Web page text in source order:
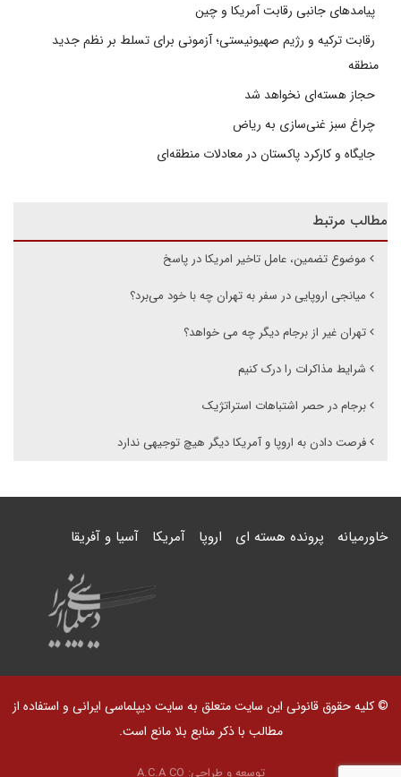
پیامدهای جانبی رقابت آمریکا و چین
رقابت ترکیه و رژیم صهیونیستی؛ آزمونی برای تسلط بر نظم جدید
منطقه
حجاز هسته‌ای نخواهد شد
چراغ سبز غنی‌سازی به ریاض
جایگاه و کارکرد پاکستان در معادلات منطقه‌ای
مطالب مرتبط
موضوع تضمین، عامل تاخیر امریکا در پاسخ
میانجی اروپایی در سفر به تهران چه با خود می‌برد؟
تهران غیر از برجام دیگر چه می خواهد؟
شرایط مذاکرات را درک کنیم
برجام در حصر اشتباهات استراتژیک
فرصت دادن به اروپا و آمریکا دیگر هیچ توجیهی ندارد
خاورمیانه پرونده هسته ای اروپا آمریکا آسیا و آفریقا
© کلیه حقوق قانونی این سایت متعلق به سایت دیپلماسی ایرانی و استفاده از
مطالب با ذکر منابع بلا مانع است.